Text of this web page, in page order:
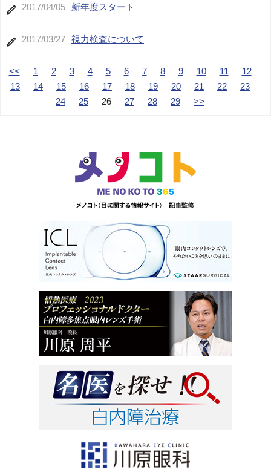
2017/04/05 新年度スタート
2017/03/27 視力検査について
<< 1 2 3 4 5 6 7 8 9 10 11
12
13
14 15 16 17 18 19 20 21 22
23
24
25 26 27 28 29 >>